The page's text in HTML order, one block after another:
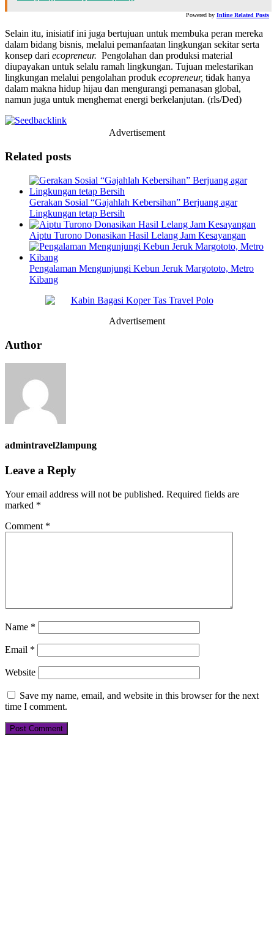
Powered by Inline Related Posts
Selain itu, inisiatif ini juga bertujuan untuk membuka peran mereka
dalam bidang bisnis, melalui pemanfaatan lingkungan sekitar serta
konsep dari ecopreneur. Pengolahan dan produksi material
diupayakan untuk selalu ramah lingkungan. Tujuan melestarikan
lingkungan melalui pengolahan produk ecopreneur, tidak hanya
dalam makna hidup hijau dan mengurangi pemanasan global,
namun juga untuk menghemat energi berkelanjutan. (rls/Ded)
Advertisement
Related posts
Gerakan Sosial “Gajahlah Kebersihan” Berjuang agar
Lingkungan tetap Bersih
Aiptu Turono Donasikan Hasil Lelang Jam Kesayangan
Pengalaman Mengunjungi Kebun Jeruk Margototo, Metro
Kibang
Advertisement
Author
admintravel2lampung
Leave a Reply
Your email address will not be published. Required fields are
marked *
Comment *
Name *
Email *
Website
Save my name, email, and website in this browser for the next
time I comment.